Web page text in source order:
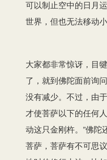
可以制止空中的日月
世界，但也无法移动
大家都非常惊讶，目
了，就到佛陀面前询
没有减少。不过，由
才使菩萨以下的任何
动这只金刚杵。”佛陀
菩萨，菩萨有不可思